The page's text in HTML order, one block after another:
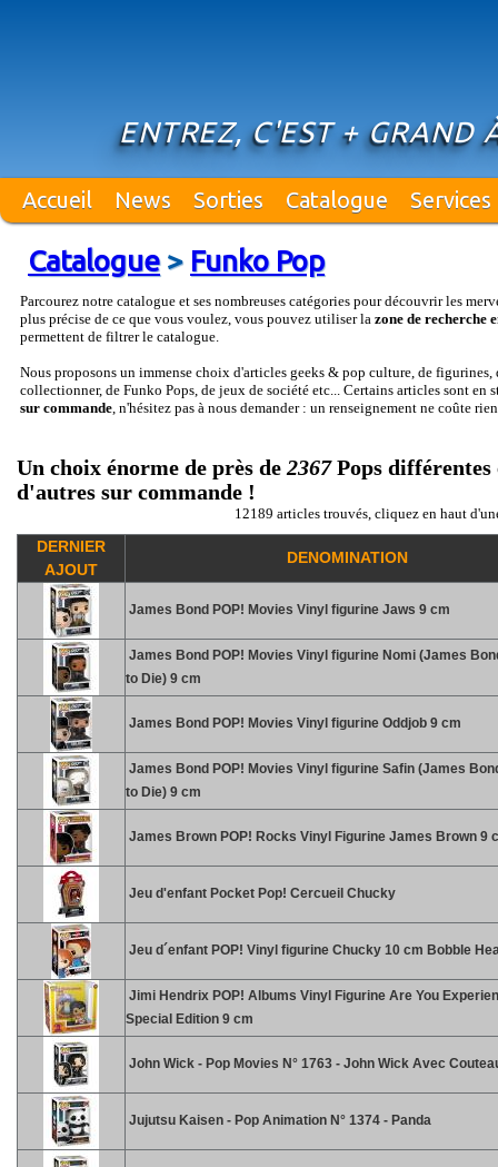
ENTREZ, C'EST + GRAND
Accueil News Sorties Catalogue Services
Catalogue> Funko Pop
Parcourez notre catalogue et ses nombreuses catégories pour découvrir les
plus précise de ce que vous voulez, vous pouvez utiliser la zone de recherche
permettent de filtrer le catalogue.
Nous proposons un immense choix d'articles geeks & pop culture, de figurines,
collectionner, de Funko Pops, de jeux de société etc... Certains articles sont en
sur commande, n'hésitez pas à nous demander : un renseignement ne coûte
Un choix énorme de près de 2367Pops différentes
d'autres sur commande !
12189 articles trouvés, cliquez en haut
DERNIER
AJOUT
DENOMINATION
James Bond POP! Movies Vinyl figurine Jaws 9 cm
James Bond POP! Movies Vinyl figurine Nomi (James
to Die) 9 cm
James Bond POP! Movies Vinyl figurine Oddjob 9 cm
James Bond POP! Movies Vinyl figurine Safin (James
to Die) 9 cm
James Brown POP! Rocks Vinyl Figurine James Brown 9
Jeu d'enfant Pocket Pop! Cercueil Chucky
Jeu d´enfant POP! Vinyl figurine Chucky 10 cm Bobble
Jimi Hendrix POP! Albums Vinyl Figurine Are You
Special Edition 9 cm
John Wick - Pop Movies N° 1763 - John Wick Avec
Jujutsu Kaisen - Pop Animation N° 1374 - Panda